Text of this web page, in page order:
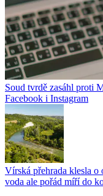
Soud tvrdě zasáhl proti
Facebook i Instagram
Vírská přehrada klesla o
voda ale pořád míří do